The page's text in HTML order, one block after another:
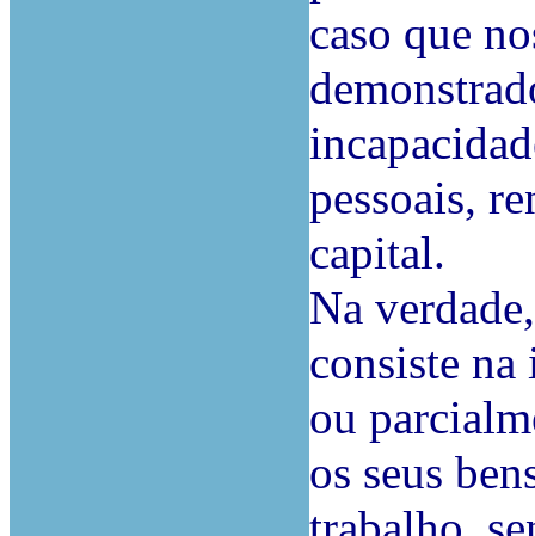
caso que
pessoais,
capital.
Na
consiste
ou
os seus